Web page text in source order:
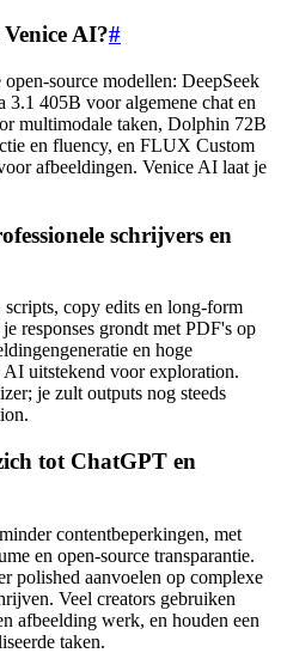
AI?#
source modellen: DeepSeek
405B voor algemene chat en
multimodale taken, Dolphin 72B
en fluency, en FLUX Custom
afbeeldingen. Venice AI laat je
schrijvers en
copy edits en long-form
responses grondt met PDF's op
en hoge
uitstekend voor exploration.
je zult outputs nog steeds
tot ChatGPT en
contentbeperkingen, met
en open-source transparantie.
polished aanvoelen op complexe
Veel creators gebruiken
afbeelding werk, en houden een
taken.